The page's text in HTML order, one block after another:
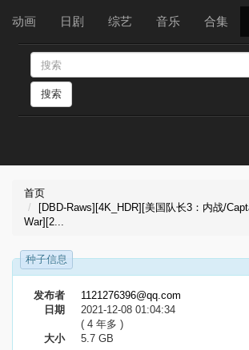
动画 日剧 综艺 音乐 合集
搜索
首页
[DBD-Raws][4K_HDR][美国队长3：内战/
War][2...
种子信息
发布者
1121276396@qq.com
日期
2021-12-08 01:04:34
( 4 年多 )
大小
5.7 GB